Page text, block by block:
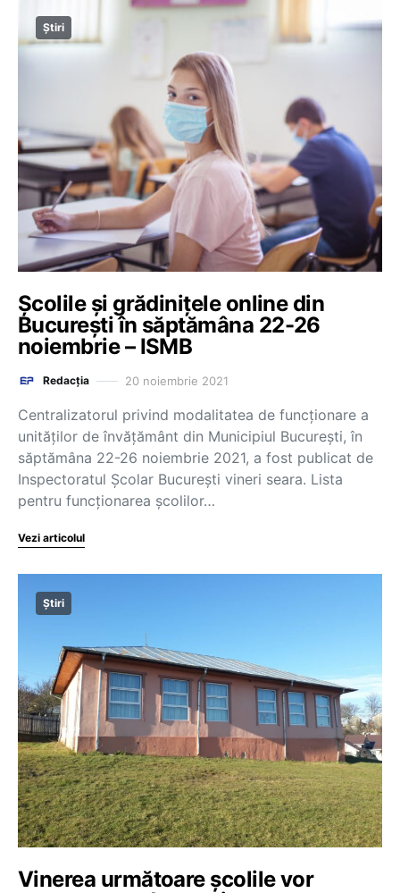
Știri
Școlile și grădinițele online din
București în săptămâna 22-26
noiembrie – ISMB
Redacția 20 noiembrie 2021
Centralizatorul privind modalitatea de funcționare a
unităților de învățământ din Municipiul București, în
săptămâna 22-26 noiembrie 2021, a fost publicat de
Inspectoratul Școlar București vineri seara. Lista
pentru funcționarea școlilor…
Vezi articolul
Știri
Vinerea următoare școlile vor